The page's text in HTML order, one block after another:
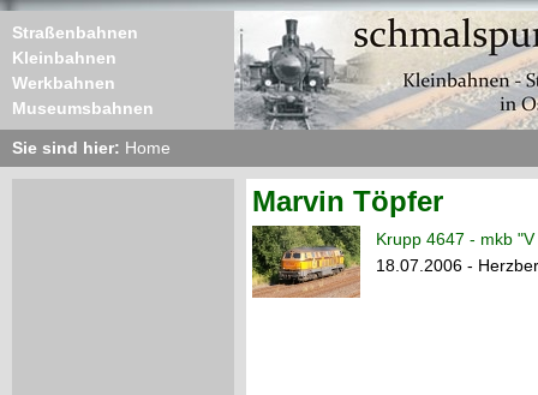
Straßenbahnen
Kleinbahnen
Werkbahnen
Museumsbahnen
Sie sind hier: Home
Marvin Töpfer
Krupp 4647 - mkb "V
18.07.2006 -